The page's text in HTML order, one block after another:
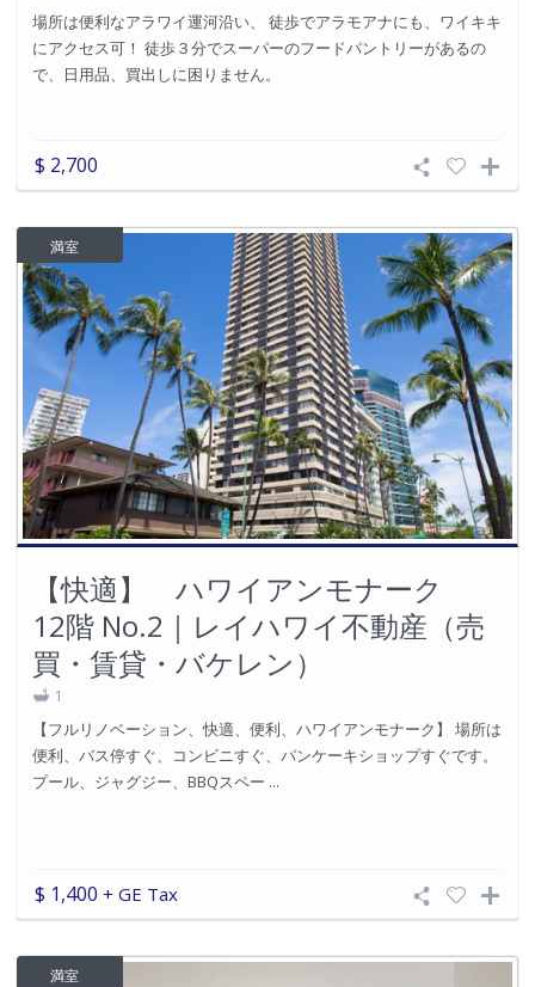
場所は便利なアラワイ運河沿い、 徒歩でアラモアナにも、ワイキキ
にアクセス可！ 徒歩３分でスーパーのフードパントリーがあるの
で、日用品、買出しに困りません。
$ 2,700
満室
【快適】 ハワイアンモナーク
12階 No.2｜レイハワイ不動産（売
買・賃貸・バケレン）
1
【フルリノベーション、快適、便利、ハワイアンモナーク】 場所は
便利、バス停すぐ、コンビニすぐ、パンケーキショップすぐです。
プール、ジャグジー、BBQスペー ...
$ 1,400 + GE Tax
満室